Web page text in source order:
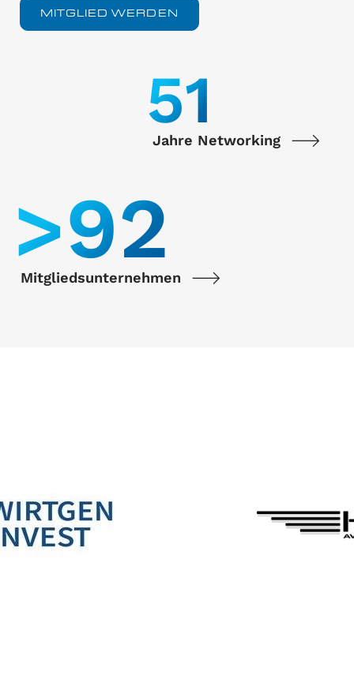
MITGLIED WERDEN
55
Jahre Networking
>100
Mitgliedsunternehmen